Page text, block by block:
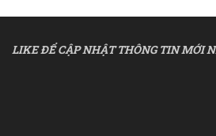
LIKE ĐỂ CẬP NHẬT THÔNG TIN MỚI